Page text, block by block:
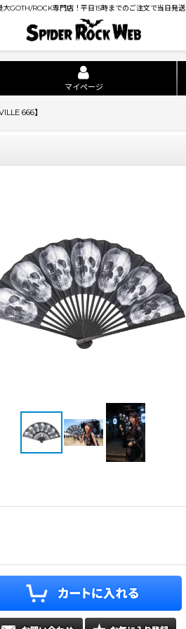
大GOTH/ROCK専門店！平日15時までのご注文で当日発送
マイページ
666】